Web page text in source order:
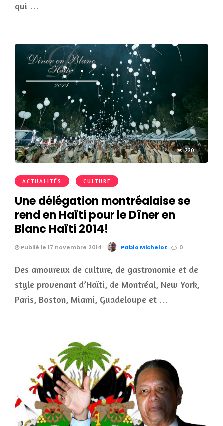
qui …
220
ACTUALITÉS CULTURE
Une délégation montréalaise se
rend en Haïti pour le Dîner en
Blanc Haïti 2014!
Publié le 17 novembre 2014 Pablo Michelot 0
Des amoureux de culture, de gastronomie et de
style provenant d’Haïti, de Montréal, New York,
Paris, Boston, Miami, Guadeloupe et …